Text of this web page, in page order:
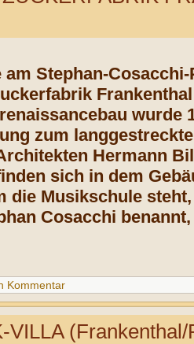
Stephan-
wurde
zum
Hermann
sich in dem
die Musikschule
Cosacchi
Kommentar
(Frankenthal/